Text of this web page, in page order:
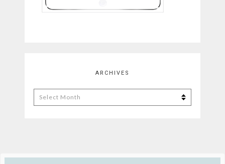
ARCHIVES
Archives